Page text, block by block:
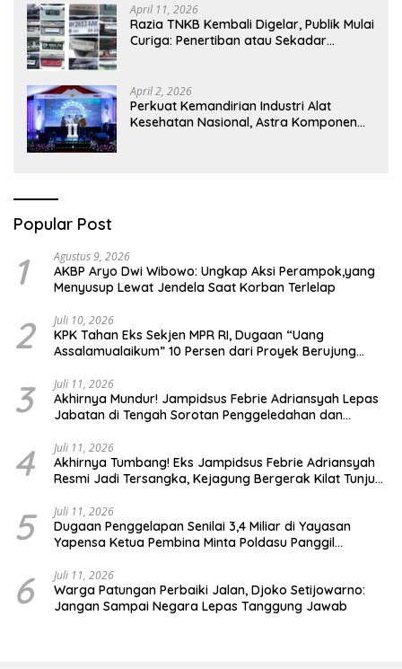
April 11, 2026
Razia TNKB Kembali Digelar, Publik Mulai
Curiga: Penertiban atau Sekadar
April 2, 2026
Perkuat Kemandirian Industri Alat
Kesehatan Nasional, Astra Komponen
Popular Post
1 Agustus 9, 2026
AKBP Aryo Dwi Wibowo: Ungkap Aksi Perampok,yang
Menyusup Lewat Jendela Saat Korban Terlelap
2 Juli 10, 2026
KPK Tahan Eks Sekjen MPR RI, Dugaan “Uang
Assalamualaikum” 10 Persen dari Proyek Berujung
3 Juli 11, 2026
Akhirnya Mundur! Jampidsus Febrie Adriansyah Lepas
Jabatan di Tengah Sorotan Penggeledahan dan
4 Juli 11, 2026
Akhirnya Tumbang! Eks Jampidsus Febrie Adriansyah
Resmi Jadi Tersangka, Kejagung Bergerak Kilat Tunjuk
5 Juli 11, 2026
Dugaan Penggelapan Senilai 3,4 Miliar di Yayasan
Yapensa Ketua Pembina Minta Poldasu Panggil
6 Juli 11, 2026
Warga Patungan Perbaiki Jalan, Djoko Setijowarno:
Jangan Sampai Negara Lepas Tanggung Jawab